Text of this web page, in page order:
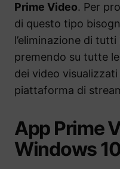
Prime Video. Per
di questo tipo
l’eliminazione di
premendo su tutte le
dei video
piattaforma di
App Prime
Windows